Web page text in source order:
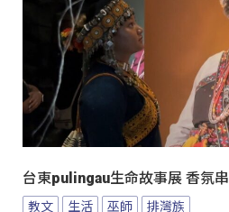
台東pulingau生命故事展 香氛
教文 生活 巫師 排灣族